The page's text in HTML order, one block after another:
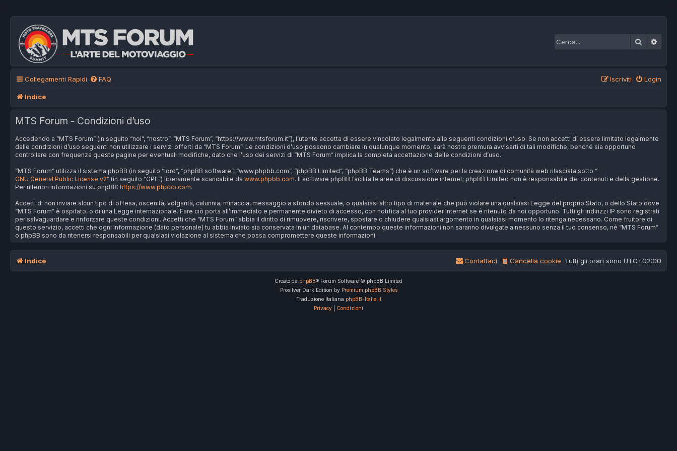
Cerca
Collegamenti Rapidi FAQ Login
Iscriviti
Indice
MTS Forum - Condizioni d’uso
Accedendo a “MTS Forum” (in seguito “noi”, “nostro”, “MTS Forum”, “https://www.mtsforum.it”), l’utente accetta di essere vincolato legalmente alle seguenti condizioni d’uso. Se non accetti di essere limitato legalmente
dalle condizioni d’uso seguenti non utilizzare i servizi offerti da “MTS Forum”. Le condizioni d’uso possono cambiare in qualunque momento, sarà nostra premura avvisarti di tali modifiche, benché sia opportuno
controllare con frequenza queste pagine per eventuali modifiche, dato che l’uso dei servizi di “MTS Forum” implica la completa accettazione delle condizioni d’uso.
“MTS Forum” utilizza il sistema phpBB (in seguito “loro”, “phpBB software”, “www.phpbb.com”, “phpBB Limited”, “phpBB Teams”) che è un software per la creazione di comunità web rilasciata sotto “
GNU General Public License v2” (in seguito “GPL”) liberamente scaricabile da www.phpbb.com. Il software phpBB facilita le aree di discussione internet; phpBB Limited non è responsabile dei contenuti e della gestione.
Per ulteriori informazioni su phpBB: https://www.phpbb.com.
Accetti di non inviare alcun tipo di offesa, oscenità, volgarità, calunnia, minaccia, messaggio a sfondo sessuale, o qualsiasi altro tipo di materiale che può violare una qualsiasi Legge del proprio Stato, o dello Stato dove
“MTS Forum” è ospitato, o di una Legge internazionale. Fare ciò porta all’immediato e permanente divieto di accesso, con notifica al tuo provider Internet se è ritenuto da noi opportuno. Tutti gli indirizzi IP sono registrati
per salvaguardare e rinforzare queste condizioni. Accetti che “MTS Forum” abbia il diritto di rimuovere, riscrivere, spostare o chiudere qualsiasi argomento in qualsiasi momento lo ritenga necessario. Come fruitore di
questo servizio, accetti che ogni informazione (dato personale) tu abbia inviato sia conservata in un database. Al contempo queste informazioni non saranno divulgate a nessuno senza il tuo consenso, né “MTS Forum”
o phpBB sono da ritenersi responsabili per qualsiasi violazione al sistema che possa compromettere queste informazioni.
Indice Tutti gli orari sono UTC+02:00
Cancella cookie
Contattaci
Creato da phpBB® Forum Software © phpBB Limited
Prosilver Dark Edition by Premium phpBB Styles
Traduzione Italiana phpBB-Italia.it
Privacy
Condizioni